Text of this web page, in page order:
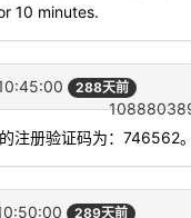
10 minutes.
288天前
注册验证码为：746562。
289天前